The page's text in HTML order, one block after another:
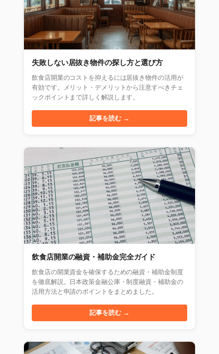
失敗しない居抜き物件の探し方と選び方
飲食店開業のコストを抑えるには居抜き物件の活用が
有効です。メリット・デメリットから注意すべきチェ
ックポイントまで詳しく解説します。
記事を読む →
飲食店開業の融資・補助金完全ガイド
飲食店の開業資金を確保するための融資・補助金制度
を徹底解説。日本政策金融公庫・制度融資・補助金の
活用方法と申請のポイントをまとめました。
記事を読む →